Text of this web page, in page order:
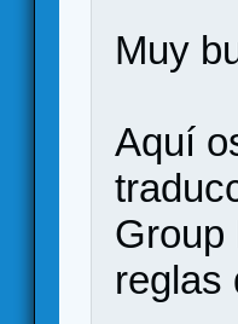
Muy
Aquí
Group
reglas